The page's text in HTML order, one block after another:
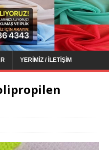
YERIMIZ / İLETIŞIM